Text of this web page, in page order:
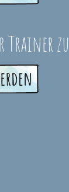
Trainer